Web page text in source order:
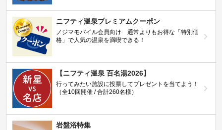
ニフティ温泉プレミアムクーポン
ノジマモバイル会員向け 通常よりもお得な「特別価
格」で人気の温泉を満喫できる！
【ニフティ温泉 百名湯2026】
行ってみたい施設に投票してプレゼントを当てよう！
（全10回開催 / 合計260名様）
岩盤浴特集